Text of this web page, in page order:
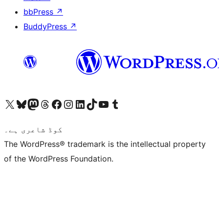
bbPress ↗
BuddyPress ↗
Visit our X (formerly Twitter) account
ہمارے بلیواسکائی اکاؤنٹ پر جائیں
Visit our Mastodon account
ہمارے ٹھریڈز اکاؤنٹ پر جائیں
Visit our Facebook page
Visit our Instagram account
Visit our LinkedIn account
ہمارے ٹک ٹاک اکاؤنٹ پر جائیں
Visit our YouTube channel
ہمارے ٹمبلر اکاؤنٹ پر جائیں
کوڈ شاعری ہے۔
The WordPress® trademark is the intellectual property
of the WordPress Foundation.